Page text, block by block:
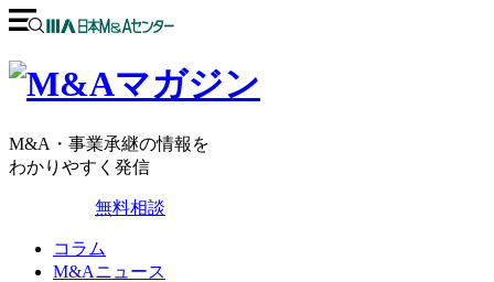
M&A・事業承継の情報を
わかりやすく発信
無料相談
コラム
M&Aニュース